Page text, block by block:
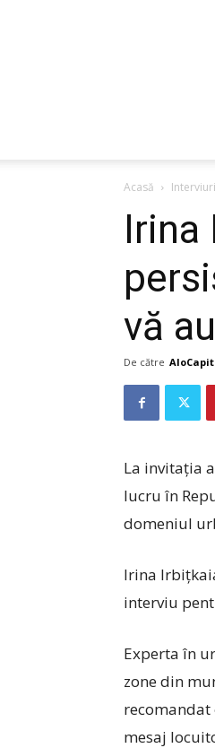
Acasă Interviuri
Irina
vă
De către
La invitația
lucru în
domeniul
Irina
interviu
Experta în
zone din
recomandat
mesaj